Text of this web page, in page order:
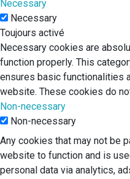
Necessary
Necessary
Toujours activé
Necessary cookies are
function properly. This
ensures basic functionalities
website. These cookies do
Non-necessary
Non-necessary
Any cookies that may not be
website to function and is
personal data via analytics,